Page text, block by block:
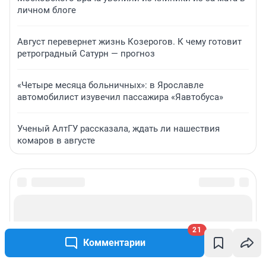
Комментарии
21
личном блоге
Август перевернет жизнь Козерогов. К чему готовит
ретроградный Сатурн — прогноз
«Четыре месяца больничных»: в Ярославле
автомобилист изувечил пассажира «Яавтобуса»
Ученый АлтГУ рассказала, ждать ли нашествия
комаров в августе